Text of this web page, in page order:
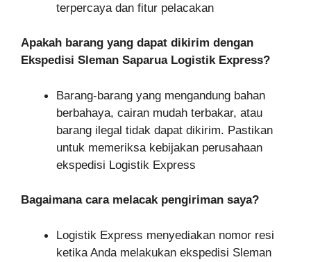
terpercaya dan fitur pelacakan
Apakah barang yang dapat dikirim dengan
Ekspedisi Sleman Saparua Logistik Express?
Barang-barang yang mengandung bahan
berbahaya, cairan mudah terbakar, atau
barang ilegal tidak dapat dikirim. Pastikan
untuk memeriksa kebijakan perusahaan
ekspedisi Logistik Express
Bagaimana cara melacak pengiriman saya?
Logistik Express menyediakan nomor resi
ketika Anda melakukan ekspedisi Sleman